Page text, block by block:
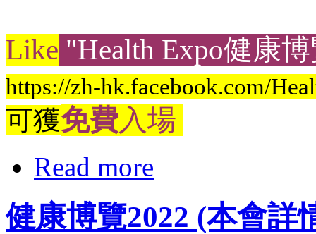
Like "Health Expo健康
https://zh-hk.facebook.com/
可獲免費入場
Read more
健康博覽2022 (本會詳